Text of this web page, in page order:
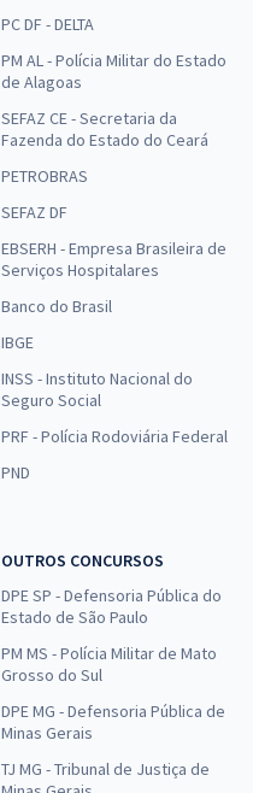
PC DF - DELTA
PM AL - Polícia Militar do Estado
de Alagoas
SEFAZ CE - Secretaria da
Fazenda do Estado do Ceará
PETROBRAS
SEFAZ DF
EBSERH - Empresa Brasileira de
Serviços Hospitalares
Banco do Brasil
IBGE
INSS - Instituto Nacional do
Seguro Social
PRF - Polícia Rodoviária Federal
PND
OUTROS CONCURSOS
DPE SP - Defensoria Pública do
Estado de São Paulo
PM MS - Polícia Militar de Mato
Grosso do Sul
DPE MG - Defensoria Pública de
Minas Gerais
TJ MG - Tribunal de Justiça de